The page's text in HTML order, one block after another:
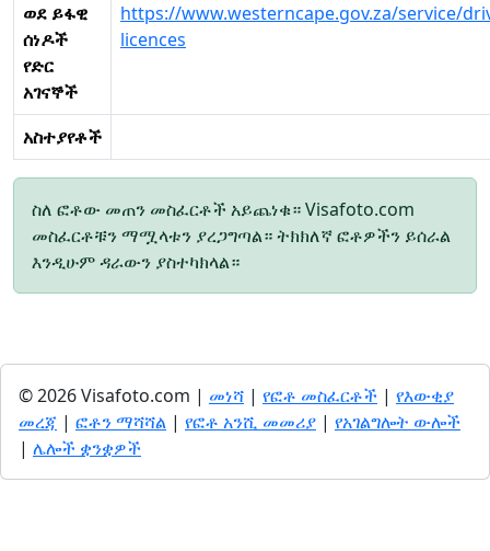
ወደ ይፋዊ
ሰነዶች
የድር
አገናኞች
https://www.westerncape.gov.za/service/
licences
አስተያየቶች
ስለ ፎቶው መጠን መስፈርቶች አይጨነቁ። Visafoto.com
መስፈርቶቹን ማሟላቱን ያረጋግጣል። ትክክለኛ ፎቶዎችን ይሰራል
እንዲሁም ዳራውን ያስተካክላል።
© 2026 Visafoto.com | መነሻ | የፎቶ መስፈርቶች | የእውቂያ
መረጃ | ፎቶን ማሻሻል | የፎቶ አንሺ መመሪያ | የአገልግሎት ውሎች
| ሌሎች ቋንቋዎች